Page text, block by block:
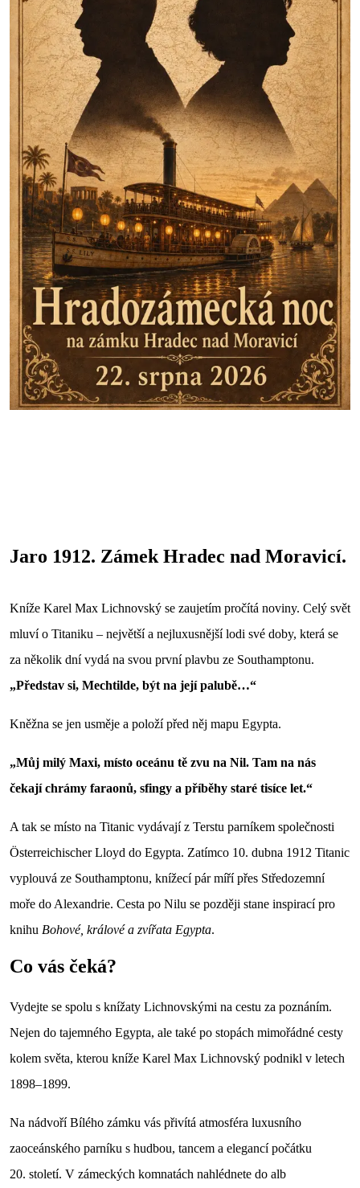
Jaro 1912. Zámek Hradec nad Moravicí.
Kníže Karel Max Lichnovský se zaujetím pročítá noviny. Celý svět
mluví o Titaniku – největší a nejluxusnější lodi své doby, která se
za několik dní vydá na svou první plavbu ze Southamptonu.
„Představ si, Mechtilde, být na její palubě…“
Kněžna se jen usměje a položí před něj mapu Egypta.
„Můj milý Maxi, místo oceánu tě zvu na Nil. Tam na nás
čekají chrámy faraonů, sfingy a příběhy staré tisíce let.“
A tak se místo na Titanic vydávají z Terstu parníkem společnosti
Österreichischer Lloyd do Egypta. Zatímco 10. dubna 1912 Titanic
vyplouvá ze Southamptonu, knížecí pár míří přes Středozemní
moře do Alexandrie. Cesta po Nilu se později stane inspirací pro
knihu Bohové, králové a zvířata Egypta.
Co vás čeká?
Vydejte se spolu s knížaty Lichnovskými na cestu za poznáním.
Nejen do tajemného Egypta, ale také po stopách mimořádné cesty
kolem světa, kterou kníže Karel Max Lichnovský podnikl v letech
1898–1899.
Na nádvoří Bílého zámku vás přivítá atmosféra luxusního
zaoceánského parníku s hudbou, tancem a elegancí počátku
20. století. V zámeckých komnatách nahlédnete do alb